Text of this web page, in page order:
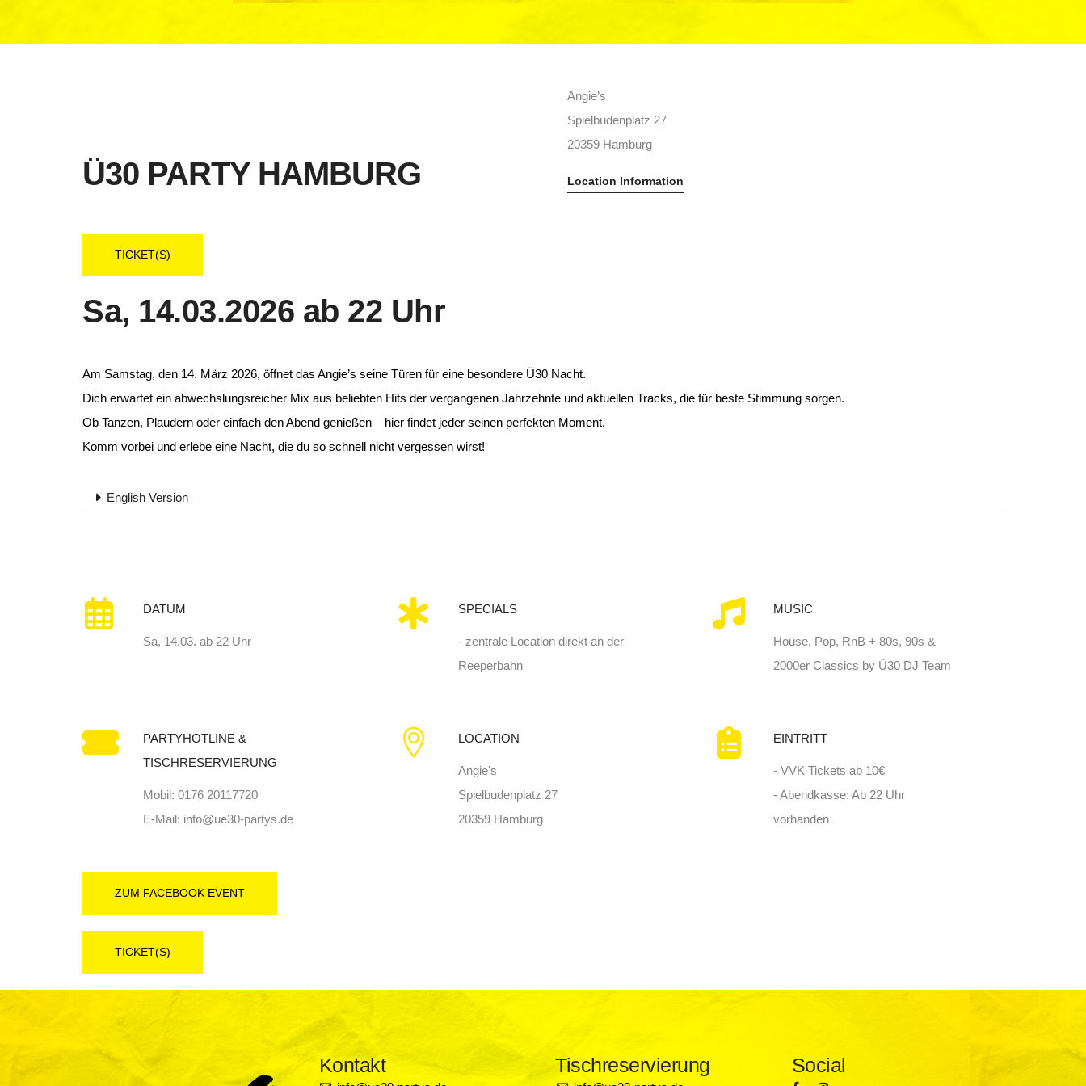
Ü30 PARTY HAMBURG
Angie’s
Spielbudenplatz 27
20359 Hamburg
Location Information
TICKET(S)
Sa, 14.03.2026 ab 22 Uhr
Am Samstag, den 14. März 2026, öffnet das Angie’s seine Türen für eine besondere Ü30 Nacht.
Dich erwartet ein abwechslungsreicher Mix aus beliebten Hits der vergangenen Jahrzehnte und aktuellen Tracks, die für beste Stimmung sorgen.
Ob Tanzen, Plaudern oder einfach den Abend genießen – hier findet jeder seinen perfekten Moment.
Komm vorbei und erlebe eine Nacht, die du so schnell nicht vergessen wirst!
English Version
DATUM
Sa, 14.03. ab 22 Uhr
SPECIALS
- zentrale Location direkt an der
Reeperbahn
MUSIC
House, Pop, RnB + 80s, 90s &
2000er Classics by Ü30 DJ Team
PARTYHOTLINE &
TISCHRESERVIERUNG
Mobil: 0176 20117720
E-Mail: info@ue30-partys.de
LOCATION
Angie's
Spielbudenplatz 27
20359 Hamburg
EINTRITT
- VVK Tickets ab 10€
- Abendkasse: Ab 22 Uhr
vorhanden
ZUM FACEBOOK EVENT
TICKET(S)
Kontakt Tischreservierung Social